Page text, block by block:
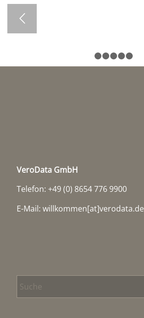
VeroData GmbH
Telefon: +49 (0) 8654 776 9900
E-Mail: willkommen[at]verodata.de